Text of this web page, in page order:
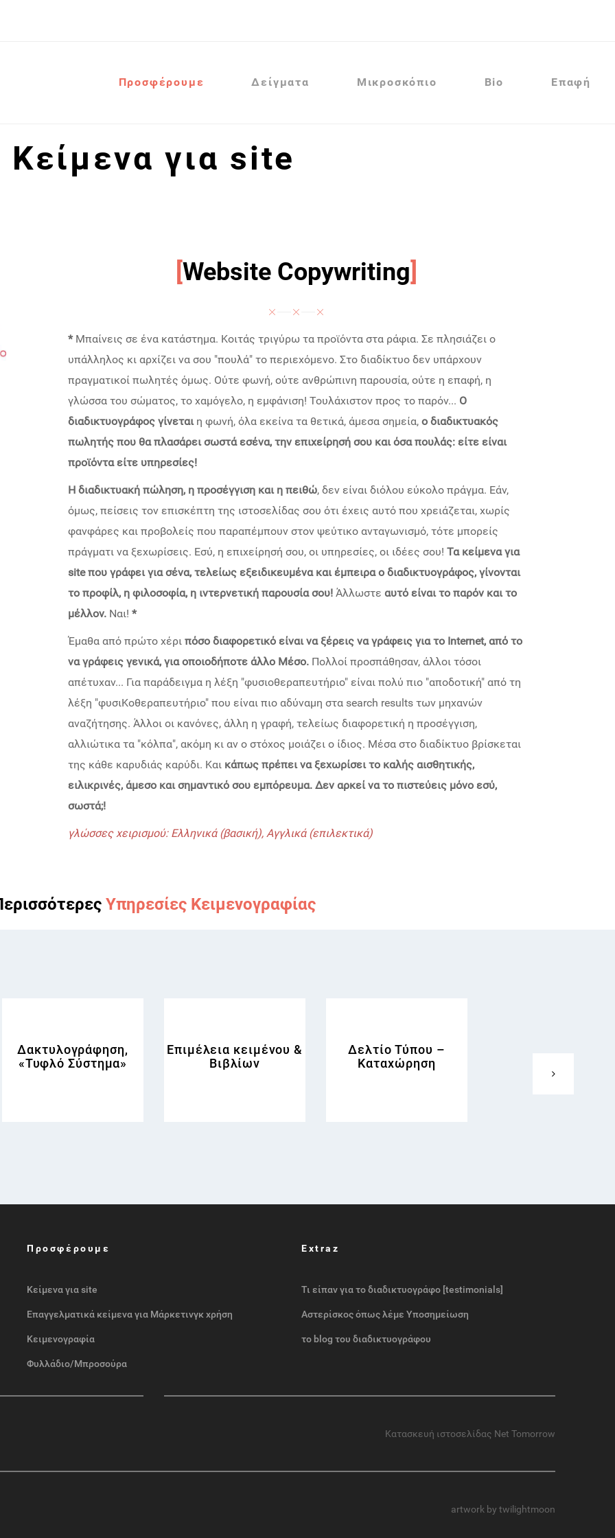
Προσφέρουμε Δείγματα Μικροσκόπιο Bio Επαφή
Κείμενα για site
[Website Copywriting]
* Μπαίνεις σε ένα κατάστημα. Κοιτάς τριγύρω τα προϊόντα στα ράφια. Σε πλησιάζει ο
υπάλληλος κι αρχίζει να σου "πουλά" το περιεχόμενο. Στο διαδίκτυο δεν υπάρχουν
πραγματικοί πωλητές όμως. Ούτε φωνή, ούτε ανθρώπινη παρουσία, ούτε η επαφή, η
γλώσσα του σώματος, το χαμόγελο, η εμφάνιση! Τουλάχιστον προς το παρόν... Ο
διαδικτυογράφος γίνεταιη φωνή, όλα εκείνα τα θετικά, άμεσα σημεία, ο διαδικτυακός
πωλητής που θα πλασάρει σωστά εσένα, την επιχείρησή σου και όσα πουλάς: είτε είναι
προϊόντα είτε υπηρεσίες!
Η διαδικτυακή πώληση, η προσέγγιση και η πειθώ, δεν είναι διόλου εύκολο πράγμα. Εάν,
όμως, πείσεις τον επισκέπτη της ιστοσελίδας σου ότι έχεις αυτό που χρειάζεται, χωρίς
φανφάρες και προβολείς που παραπέμπουν στον ψεύτικο ανταγωνισμό, τότε μπορείς
πράγματι να ξεχωρίσεις. Εσύ, η επιχείρησή σου, οι υπηρεσίες, οι ιδέες σου! Τα κείμενα για
site που γράφει για σένα, τελείως εξειδικευμένα και έμπειρα ο διαδικτυογράφος, γίνονται
το προφίλ, η φιλοσοφία, η ιντερνετική παρουσία σου! Άλλωστε αυτό είναι το παρόν και το
μέλλον. Ναι! *
Έμαθα από πρώτο χέρι πόσο διαφορετικό είναι να ξέρεις να γράφεις για το Internet, από το
να γράφεις γενικά, για οποιοδήποτε άλλο Μέσο. Πολλοί προσπάθησαν, άλλοι τόσοι
απέτυχαν... Για παράδειγμα η λέξη "φυσιοθεραπευτήριο" είναι πολύ πιο "αποδοτική" από τη
λέξη "φυσιΚοθεραπευτήριο" που είναι πιο αδύναμη στα search results των μηχανών
αναζήτησης. Άλλοι οι κανόνες, άλλη η γραφή, τελείως διαφορετική η προσέγγιση,
αλλιώτικα τα "κόλπα", ακόμη κι αν ο στόχος μοιάζει ο ίδιος. Μέσα στο διαδίκτυο βρίσκεται
της κάθε καρυδιάς καρύδι. Και κάπως πρέπει να ξεχωρίσει το καλής αισθητικής,
ειλικρινές, άμεσο και σημαντικό σου εμπόρευμα. Δεν αρκεί να το πιστεύεις μόνο εσύ,
σωστά;!
γλώσσες χειρισμού: Ελληνικά (βασική), Αγγλικά (επιλεκτικά)
Υπηρεσίες Κειμενογραφίας
Δακτυλογράφηση,
«Τυφλό Σύστημα»
Επιμέλεια κειμένου &
Βιβλίων
Δελτίο Τύπου –
Καταχώρηση
Προσφέρουμε
Κείμενα για site
Επαγγελματικά κείμενα για Μάρκετινγκ χρήση
Κειμενογραφία
Φυλλάδιο/Μπροσούρα
Extraz
Τι είπαν για το διαδικτυογράφο [testimonials]
Αστερίσκος όπως λέμε Υποσημείωση
το blog του διαδικτυογράφου
Κατασκευή ιστοσελίδας Net Tomorrow
artwork by twilightmoon